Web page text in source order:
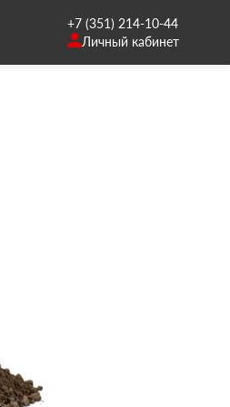
+7 (351) 214-10-44
Личный кабинет